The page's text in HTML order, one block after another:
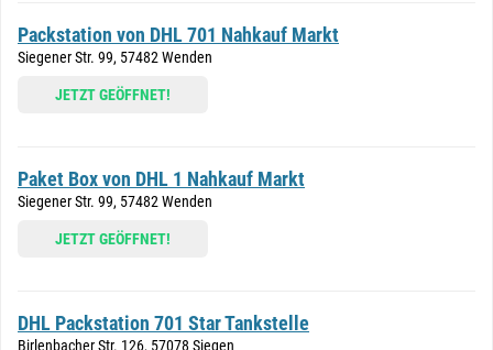
Packstation von DHL 701 Nahkauf Markt
Siegener Str. 99, 57482 Wenden
JETZT GEÖFFNET!
Paket Box von DHL 1 Nahkauf Markt
Siegener Str. 99, 57482 Wenden
JETZT GEÖFFNET!
DHL Packstation 701 Star Tankstelle
Birlenbacher Str. 126, 57078 Siegen